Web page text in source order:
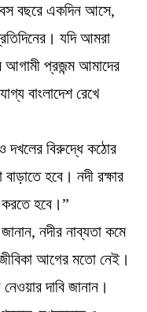
বছরে একদিন আসে,
যদি আমরা
আগামী প্রজন্ম আমাদের
বাংলাদেশ রেখে
দখলের বিরুদ্ধে কঠোর
হবে। নদী রক্ষার
হবে।”
নদীর নাব্যতা কমে
আগের মতো নেই।
দাবি জানান।